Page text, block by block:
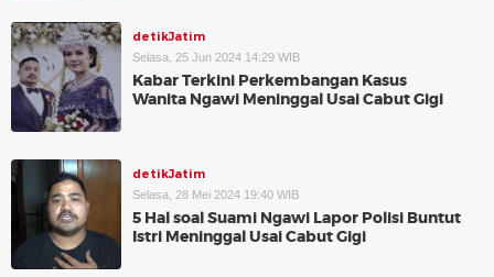
detikJatim
Selasa, 25 Jun 2024 14:29 WIB
Kabar Terkini Perkembangan Kasus
Wanita Ngawi Meninggal Usai Cabut Gigi
detikJatim
Selasa, 28 Mei 2024 19:40 WIB
5 Hal soal Suami Ngawi Lapor Polisi Buntut
Istri Meninggal Usai Cabut Gigi